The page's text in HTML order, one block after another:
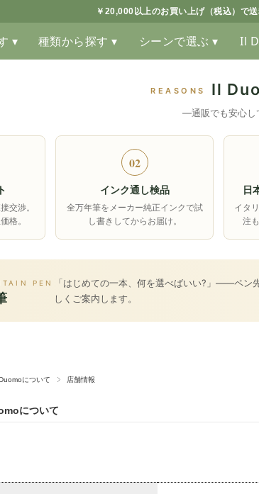
￥20,000以上のお買い上げ（税込）で
▾ 種類から探す ▾ シーンで選ぶ ▾ Il
REASONS Il
―通販でも安心し
交渉。
格。
02
インク通し検品
全万年筆をメーカー純正インクで試
し書きしてからお届け。
日
イタ
注
PEN
「はじめての一本、何を選べばいい?」――ペン
しくご案内します。
について 店舗情報
について